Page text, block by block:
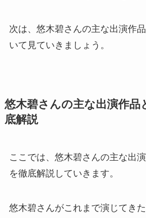
次は、悠木碧さんの主な出演作
いて見ていきましょう。
悠木碧さんの主な出演作品
底解説
ここでは、悠木碧さんの主な出
を徹底解説していきます。
悠木碧さんがこれまで演じてき